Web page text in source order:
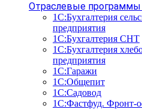
Отраслевые программы
1С:Бухгалтерия
предприятия
1С:Бухгалтерия СНТ
1С:Бухгалтерия
предприятия
1С:Гаражи
1С:Общепит
1С:Садовод
1С:Фастфуд. Фронт-